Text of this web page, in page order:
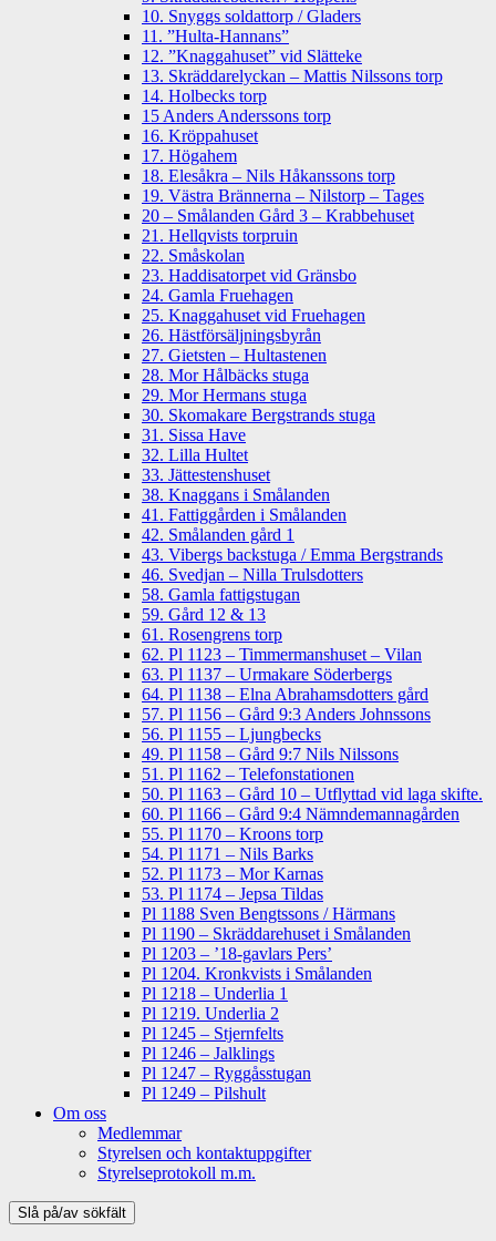
10. Snyggs soldattorp / Gladers
11. ”Hulta-Hannans”
12. ”Knaggahuset” vid Slätteke
13. Skräddarelyckan – Mattis Nilssons torp
14. Holbecks torp
15 Anders Anderssons torp
16. Kröppahuset
17. Högahem
18. Elesåkra – Nils Håkanssons torp
19. Västra Brännerna – Nilstorp – Tages
20 – Smålanden Gård 3 – Krabbehuset
21. Hellqvists torpruin
22. Småskolan
23. Haddisatorpet vid Gränsbo
24. Gamla Fruehagen
25. Knaggahuset vid Fruehagen
26. Hästförsäljningsbyrån
27. Gietsten – Hultastenen
28. Mor Hålbäcks stuga
29. Mor Hermans stuga
30. Skomakare Bergstrands stuga
31. Sissa Have
32. Lilla Hultet
33. Jättestenshuset
38. Knaggans i Smålanden
41. Fattiggården i Smålanden
42. Smålanden gård 1
43. Vibergs backstuga / Emma Bergstrands
46. Svedjan – Nilla Trulsdotters
58. Gamla fattigstugan
59. Gård 12 & 13
61. Rosengrens torp
62. Pl 1123 – Timmermanshuset – Vilan
63. Pl 1137 – Urmakare Söderbergs
64. Pl 1138 – Elna Abrahamsdotters gård
57. Pl 1156 – Gård 9:3 Anders Johnssons
56. Pl 1155 – Ljungbecks
49. Pl 1158 – Gård 9:7 Nils Nilssons
51. Pl 1162 – Telefonstationen
50. Pl 1163 – Gård 10 – Utflyttad vid laga skifte.
60. Pl 1166 – Gård 9:4 Nämndemannagården
55. Pl 1170 – Kroons torp
54. Pl 1171 – Nils Barks
52. Pl 1173 – Mor Karnas
53. Pl 1174 – Jepsa Tildas
Pl 1188 Sven Bengtssons / Härmans
Pl 1190 – Skräddarehuset i Smålanden
Pl 1203 – ’18-gavlars Pers’
Pl 1204. Kronkvists i Smålanden
Pl 1218 – Underlia 1
Pl 1219. Underlia 2
Pl 1245 – Stjernfelts
Pl 1246 – Jalklings
Pl 1247 – Ryggåsstugan
Pl 1249 – Pilshult
Om oss
Medlemmar
Styrelsen och kontaktuppgifter
Styrelseprotokoll m.m.
Slå på/av sökfält